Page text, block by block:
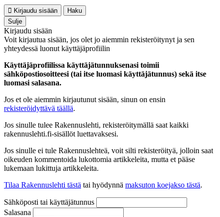
Kirjaudu sisään
Haku
Sulje
Kirjaudu sisään
Voit kirjautua sisään, jos olet jo aiemmin rekisteröitynyt ja sen
yhteydessä luonut käyttäjäprofiilin
Käyttäjäprofiilissa käyttäjätunnuksenasi toimii
sähköpostiosoitteesi (tai itse luomasi käyttäjätunnus) sekä itse
luomasi salasana.
Jos et ole aiemmin kirjautunut sisään, sinun on ensin
rekisteröidyttävä täällä.
Jos sinulle tulee Rakennuslehti, rekisteröitymällä saat kaikki
rakennuslehti.fi-sisällöt luettavaksesi.
Jos sinulle ei tule Rakennuslehteä, voit silti rekisteröityä, jolloin saat
oikeuden kommentoida lukottomia artikkeleita, mutta et pääse
lukemaan lukittuja artikkeleita.
Tilaa Rakennuslehti tästä tai hyödynnä maksuton koejakso tästä.
Sähköposti tai käyttäjätunnus
Salasana